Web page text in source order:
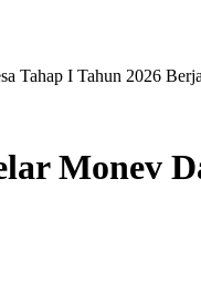
Tahap I Tahun 2026
Monev